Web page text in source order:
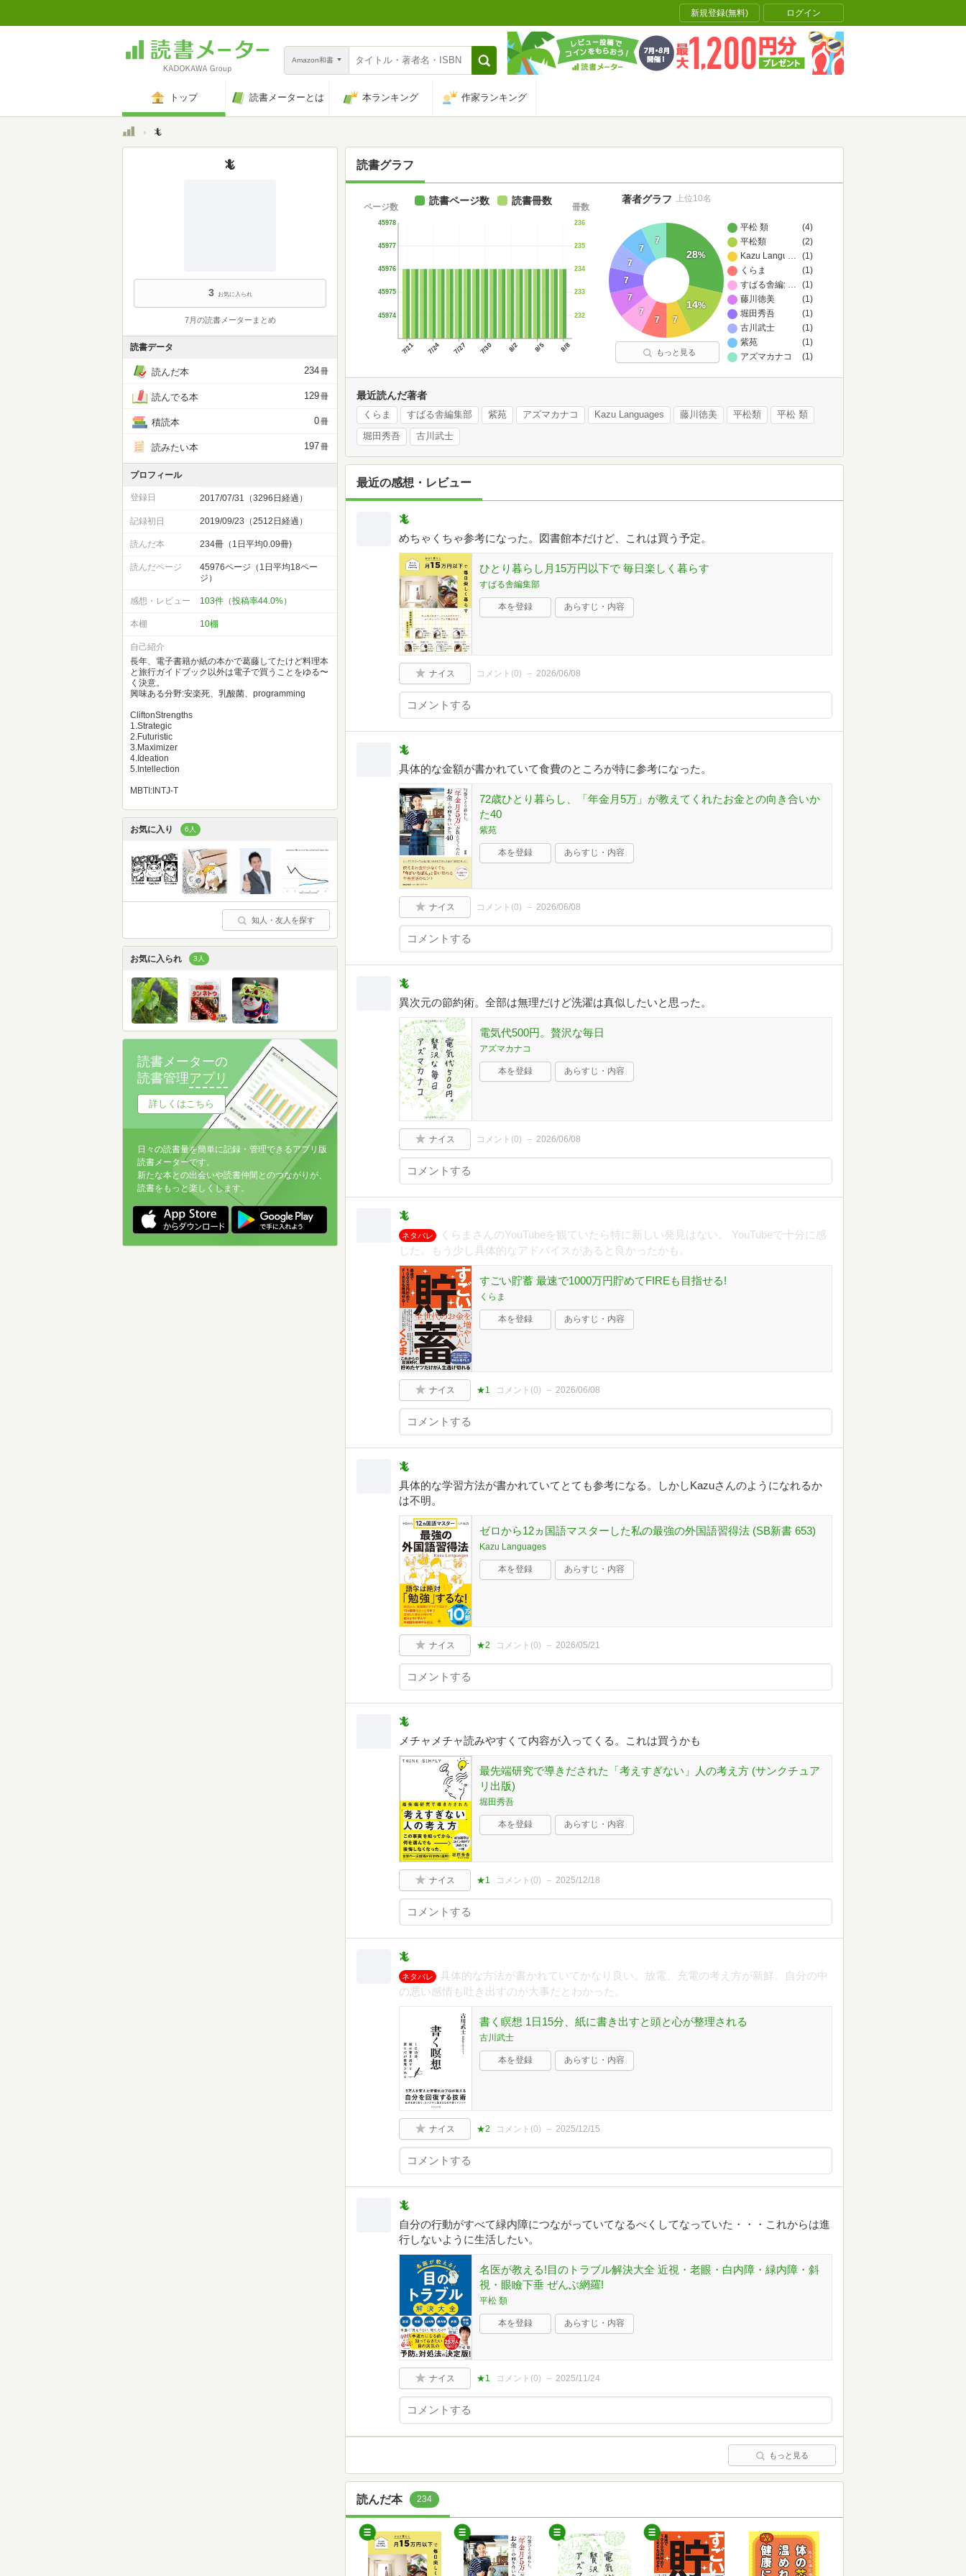
新規登録(無料) ログイン
Amazon和書
トップ 読書メーターとは 本ランキング 作家ランキング
トップ
🦎
読書グラフ
7/21 7/24 7/27 7/30 8/2 8/5 8/8
45974
45975
45976
45977
45978
ページ数
232
233
234
235
236
冊数
読書ページ数 読書冊数
平松 類
(4)
平松類
(2)
Kazu Languages(1)
…
くらま
(1)
すばる舎編集部
(1)
…
藤川徳美
(1)
堀田秀吾
(1)
古川武士
(1)
紫苑
(1)
アズマカナコ
(1)
28%
14%
7
7
7
7
7
7
7
7
著者グラフ 上位10名
もっと見る
最近読んだ著者
くらま すばる舎編集部 紫苑 アズマカナコ Kazu Languages 藤川徳美 平松類 平松 類
堀田秀吾 古川武士
最近の感想・レビュー
🦎
めちゃくちゃ参考になった。図書館本だけど、これは買う予定。
ひとり暮らし月15万円以下で 毎日楽しく暮らす
すばる舎編集部
本を登録 あらすじ・内容
ナイス コメント(0) 2026/06/08
🦎
具体的な金額が書かれていて食費のところが特に参考になった。
72歳ひとり暮らし、「年金月5万」が教えてくれたお金との向き合いか
た40
紫苑
本を登録 あらすじ・内容
ナイス コメント(0) 2026/06/08
🦎
異次元の節約術。全部は無理だけど洗濯は真似したいと思った。
電気代500円。贅沢な毎日
アズマカナコ
本を登録 あらすじ・内容
ナイス コメント(0) 2026/06/08
🦎
ネタバレ
くらまさんのYouTubeを観ていたら特に新しい発見はない。 YouTubeで十分に感
じた。もう少し具体的なアドバイスがあると良かったかも。
すごい貯蓄 最速で1000万円貯めてFIREも目指せる!
くらま
本を登録 あらすじ・内容
ナイス ★1 コメント(0) 2026/06/08
🦎
具体的な学習方法が書かれていてとても参考になる。しかしKazuさんのようになれるか
は不明。
ゼロから12ヵ国語マスターした私の最強の外国語習得法 (SB新書 653)
Kazu Languages
本を登録 あらすじ・内容
ナイス ★2 コメント(0) 2026/05/21
🦎
メチャメチャ読みやすくて内容が入ってくる。これは買うかも
最先端研究で導きだされた「考えすぎない」人の考え方 (サンクチュア
リ出版)
堀田秀吾
本を登録 あらすじ・内容
ナイス ★1 コメント(0) 2025/12/18
🦎
ネタバレ
具体的な方法が書かれていてかなり良い。放電、充電の考え方が新鮮。自分の中
の悪い感情も吐き出すのが大事だとわかった。
書く瞑想 1日15分、紙に書き出すと頭と心が整理される
古川武士
本を登録 あらすじ・内容
ナイス ★2 コメント(0) 2025/12/15
🦎
自分の行動がすべて緑内障につながっていてなるべくしてなっていた・・・これからは進
行しないように生活したい。
名医が教える!目のトラブル解決大全 近視・老眼・白内障・緑内障・斜
視・眼瞼下垂 ぜんぶ網羅!
平松 類
本を登録 あらすじ・内容
ナイス ★1 コメント(0) 2025/11/24
もっと見る
読んだ本 234
🦎
3 お気に入られ
7月の読書メーターまとめ
読書データ
読んだ本 234冊
読んでる本 129冊
積読本 0冊
読みたい本 197冊
プロフィール
登録日 2017/07/31（3296日経過）
記録初日 2019/09/23（2512日経過）
読んだ本 234冊（1日平均0.09冊)
読んだページ
45976ページ（1日平均18ペー
ジ）
感想・レビュー 103件（投稿率44.0%）
本棚 10棚
自己紹介
長年、電子書籍か紙の本かで葛藤してたけど料理本
と旅行ガイドブック以外は電子で買うことをゆる〜
く決意。
興味ある分野:安楽死、乳酸菌、programming
CliftonStrengths
1.Strategic
2.Futuristic
3.Maximizer
4.Ideation
5.Intellection
MBTI:INTJ-T
お気に入り 6人
知人・友人を探す
お気に入られ 3人
読書メーターの
読書管理アプリ
詳しくはこちら
日々の読書量を簡単に記録・管理できるアプリ版
読書メーターです。
新たな本との出会いや読書仲間とのつながりが、
読書をもっと楽しくします。